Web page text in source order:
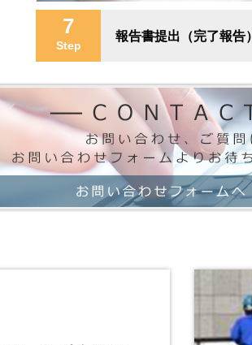
7
Step
報告書提出（完了報告）